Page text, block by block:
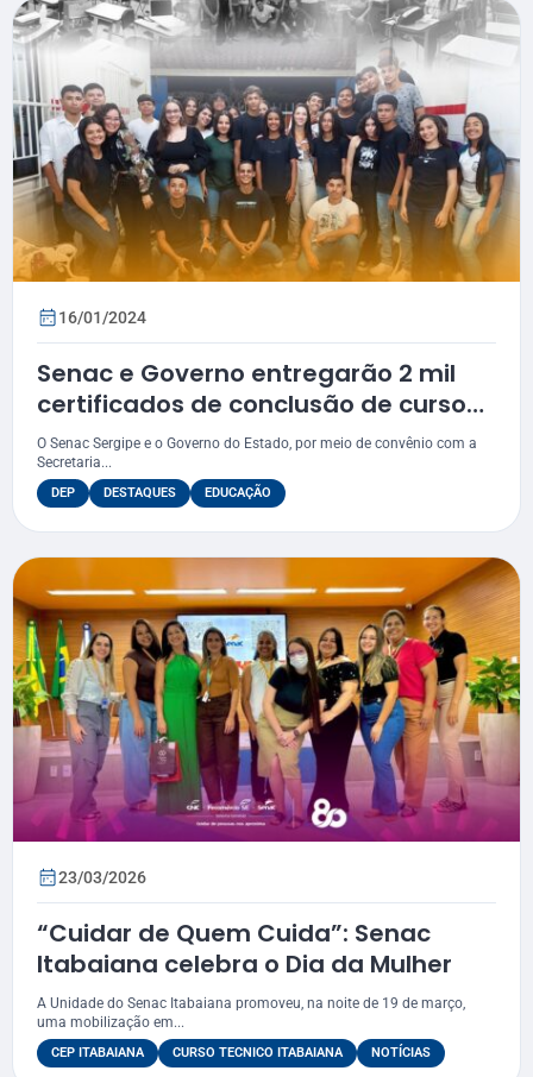
16/01/2024
Senac e Governo entregarão 2 mil
certificados de conclusão de curso
para alunos da rede pública
O Senac Sergipe e o Governo do Estado, por meio de convênio com a
Secretaria...
DEP DESTAQUES EDUCAÇÃO
23/03/2026
“Cuidar de Quem Cuida”: Senac
Itabaiana celebra o Dia da Mulher
A Unidade do Senac Itabaiana promoveu, na noite de 19 de março,
uma mobilização em...
CEP ITABAIANA CURSO TECNICO ITABAIANA NOTÍCIAS